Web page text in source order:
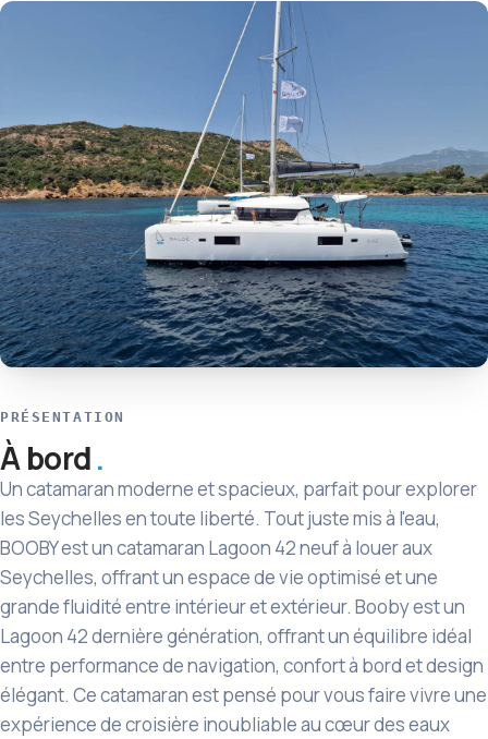
PRÉSENTATION
À bord
Un catamaran moderne et spacieux, parfait pour explorer
les Seychelles en toute liberté. Tout juste mis à l'eau,
BOOBY est un catamaran Lagoon 42 neuf à louer aux
Seychelles, offrant un espace de vie optimisé et une
grande fluidité entre intérieur et extérieur. Booby est un
Lagoon 42 dernière génération, offrant un équilibre idéal
entre performance de navigation, confort à bord et design
élégant. Ce catamaran est pensé pour vous faire vivre une
expérience de croisière inoubliable au cœur des eaux